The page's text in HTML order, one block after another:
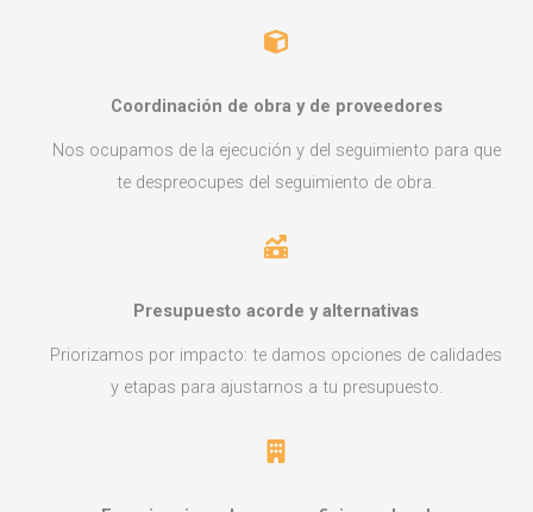
Coordinación de obra y de proveedores
Nos ocupamos de la ejecución y del seguimiento para que
te despreocupes del seguimiento de obra.
Presupuesto acorde y alternativas
Priorizamos por impacto: te damos opciones de calidades
y etapas para ajustarnos a tu presupuesto.